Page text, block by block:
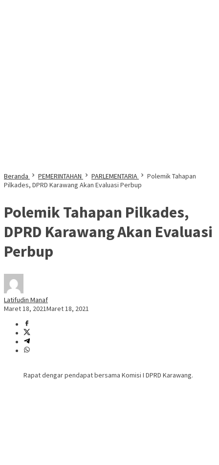
Beranda PEMERINTAHAN PARLEMENTARIA
Polemik Tahapan
Pilkades, DPRD Karawang Akan Evaluasi Perbup
Polemik Tahapan Pilkades,
DPRD Karawang Akan Evaluasi
Perbup
Latifudin Manaf
Maret 18, 2021Maret 18, 2021
Rapat dengar pendapat bersama Komisi I DPRD Karawang.